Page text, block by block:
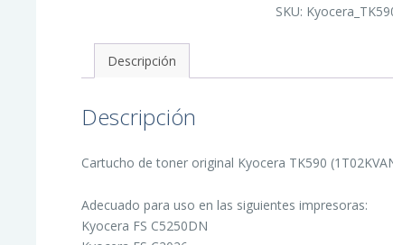
Toner
SKU:
Descripción
Descripción
Cartucho de toner original Kyocera TK590
Adecuado para uso en las siguientes impresoras:
Kyocera FS C5250DN